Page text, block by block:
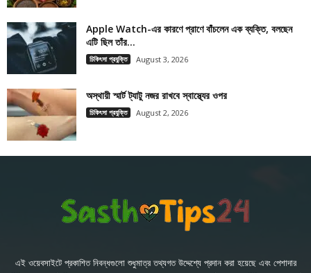
Apple Watch-এর কারণে প্রাণে বাঁচলেন এক ব্যক্তি, বলছেন
এটি ছিল তাঁর...
চিকিৎসা প্রযুক্তি August 3, 2026
অস্থায়ী স্মার্ট ট্যাটু নজর রাখবে স্বাস্থ্যের ওপর
চিকিৎসা প্রযুক্তি August 2, 2026
এই ওয়েবসাইটে প্রকাশিত নিবন্ধগুলো শুধুমাত্র তথ্যগত উদ্দেশ্যে প্রদান করা হয়েছে এবং পেশাদার